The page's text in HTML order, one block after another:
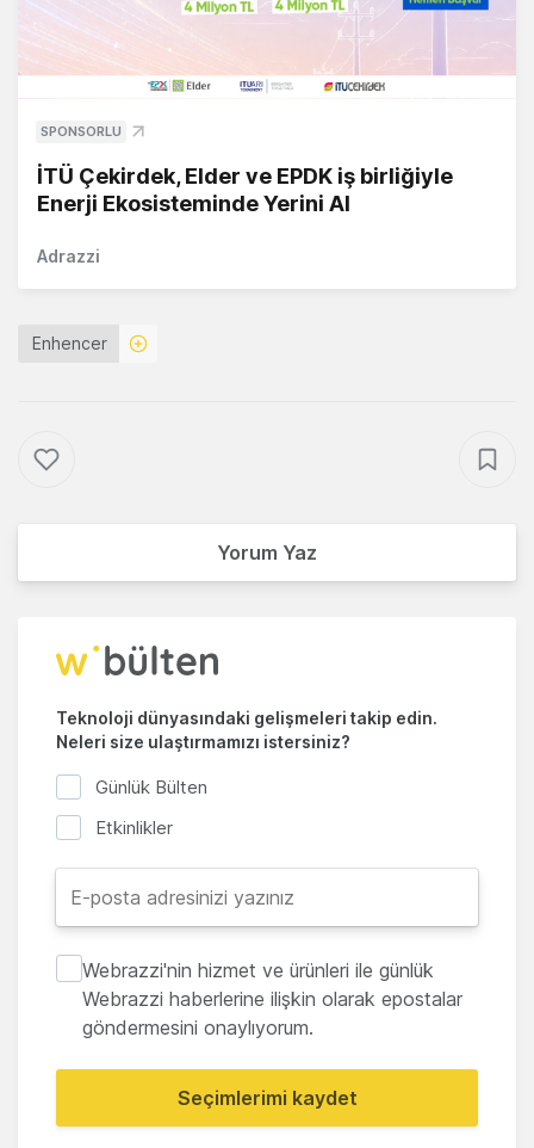
SPONSORLU
İTÜ Çekirdek, Elder ve EPDK iş birliğiyle
Enerji Ekosisteminde Yerini Al
Adrazzi
Enhencer
Yorum Yaz
Teknoloji dünyasındaki gelişmeleri takip edin.
Neleri size ulaştırmamızı istersiniz?
Günlük Bülten
Etkinlikler
Webrazzi'nin hizmet ve ürünleri ile günlük
Webrazzi haberlerine ilişkin olarak epostalar
göndermesini onaylıyorum.
Seçimlerimi kaydet